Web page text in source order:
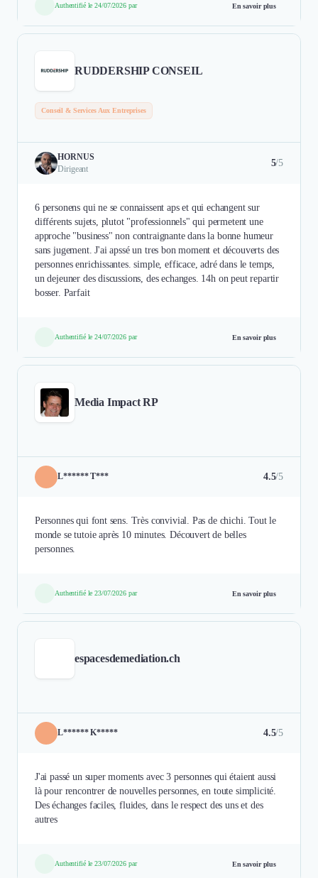
Authentifié le 24/07/2026 par En savoir plus
RUDDERSHIP CONSEIL
Conseil & Services Aux Entreprises
HORNUS
Dirigeant
5/5
6 personens qui ne se connaissent aps et qui echangent sur
différents sujets, plutot "professionnels" qui permetent une
approche "business" non contraignante dans la bonne humeur
sans jugement. J'ai apssé un tres bon moment et découverts des
personnes enrichissantes. simple, efficace, adré dans le temps,
un dejeuner des discussions, des echanges. 14h on peut repartir
bosser. Parfait
Authentifié le 24/07/2026 par En savoir plus
Media Impact RP
L****** T*** 4.5/5
Personnes qui font sens. Très convivial. Pas de chichi. Tout le
monde se tutoie après 10 minutes. Découvert de belles
personnes.
Authentifié le 23/07/2026 par En savoir plus
espacesdemediation.ch
L****** K***** 4.5/5
J'ai passé un super moments avec 3 personnes qui étaient aussi
là pour rencontrer de nouvelles personnes, en toute simplicité.
Des échanges faciles, fluides, dans le respect des uns et des
autres
Authentifié le 23/07/2026 par En savoir plus